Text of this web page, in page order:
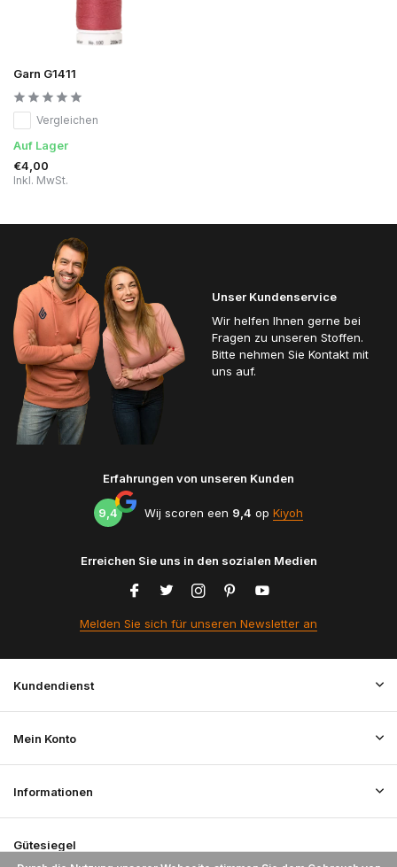
Garn G1411
Vergleichen
Auf Lager
€4,00
Inkl. MwSt.
Unser Kundenservice
Wir helfen Ihnen gerne bei
Fragen zu unseren Stoffen.
Bitte nehmen Sie Kontakt mit
uns auf.
Erfahrungen von unseren Kunden
9,4 Wij scoren een 9,4 op Kiyoh
Erreichen Sie uns in den sozialen Medien
Melden Sie sich für unseren Newsletter an
Kundendienst
Mein Konto
Informationen
Gütesiegel